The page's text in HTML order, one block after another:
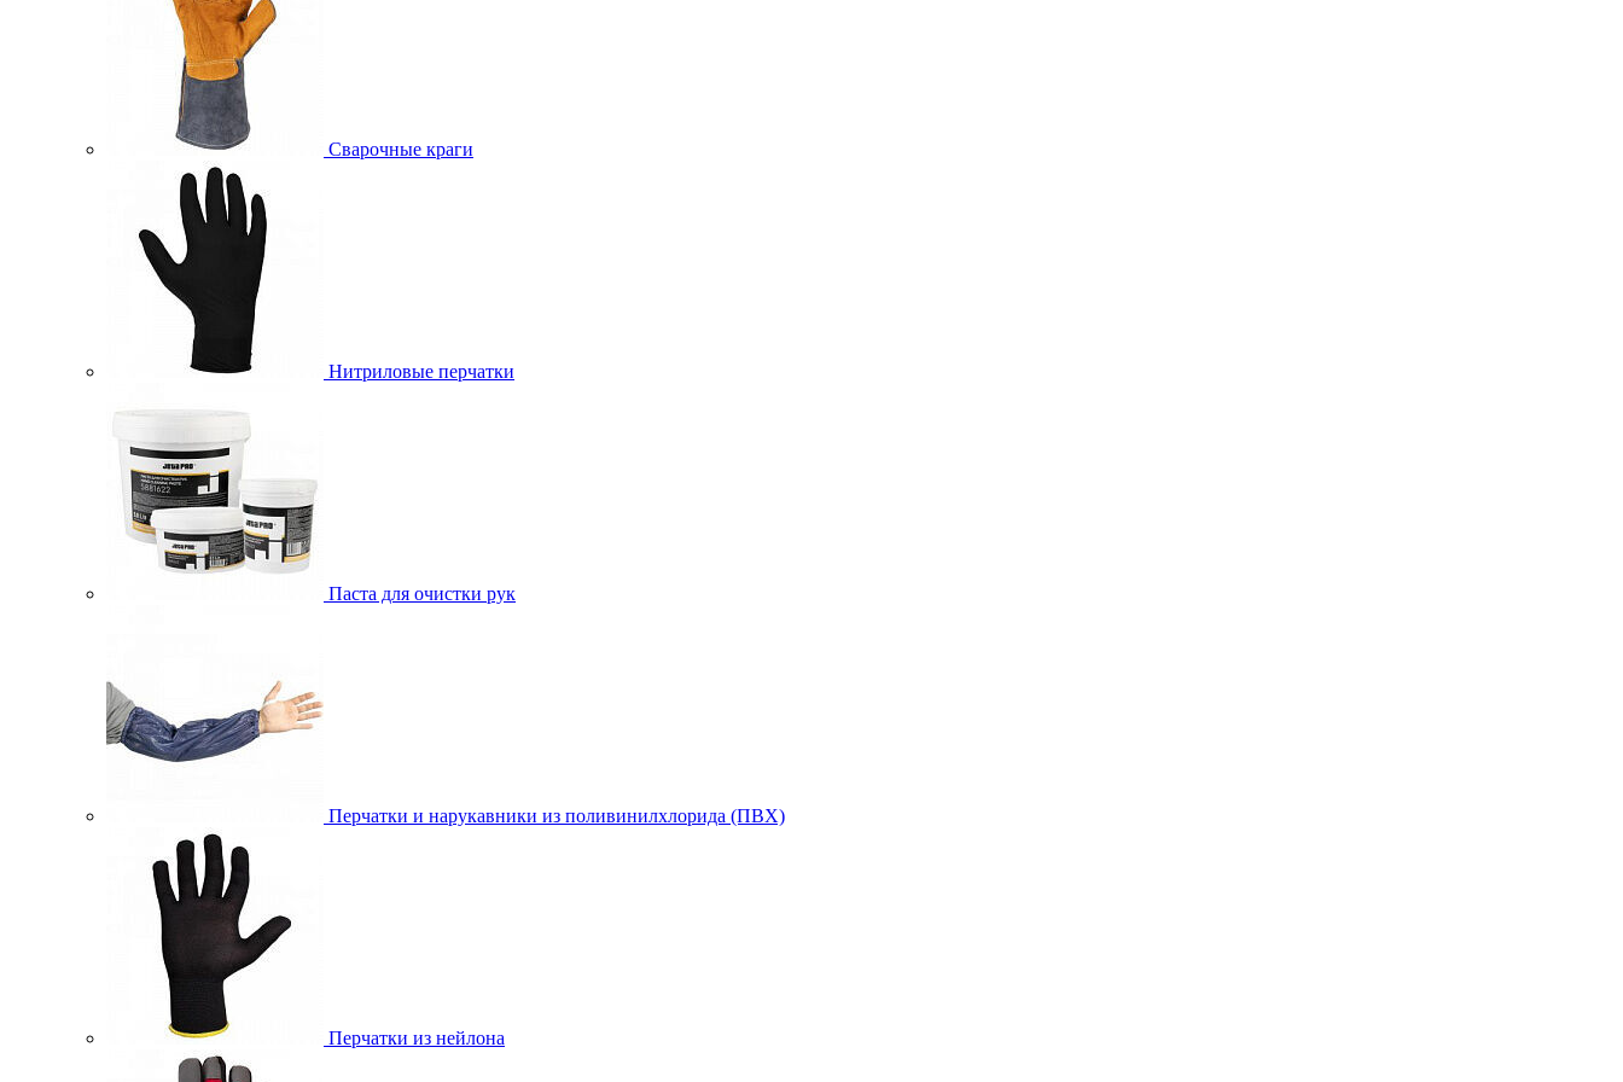
Сварочные краги
Нитриловые перчатки
Паста для очистки рук
Перчатки и нарукавники из поливинилхлорида (ПВХ)
Перчатки из нейлона